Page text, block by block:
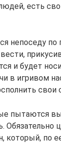
есть
непоседу
и будет
в игривом
свои
пытаются
Обязательно
который, по